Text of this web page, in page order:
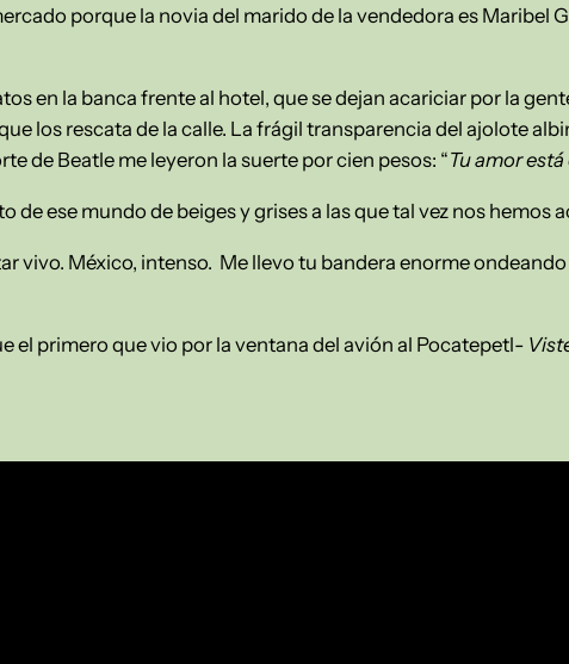
porque la novia del marido de la vendedora es Maribel
en la banca frente al hotel, que se dejan acariciar por la
los rescata de la calle. La frágil transparencia del ajolote
de Beatle me leyeron la suerte por cien pesos: “Tu amor
de ese mundo de beiges y grises a las que tal vez nos hemos
vivo. México, intenso. Me llevo tu bandera enorme
el primero que vio por la ventana del avión al Pocatepetl-